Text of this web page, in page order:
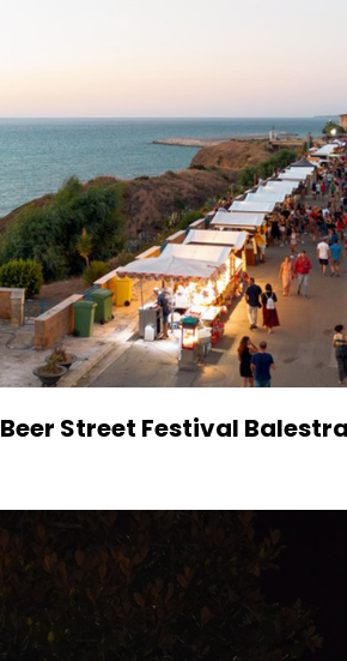
Beer Street Festival